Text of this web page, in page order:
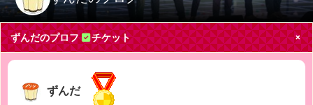
ずんだのプロフ チケット
ずんだ